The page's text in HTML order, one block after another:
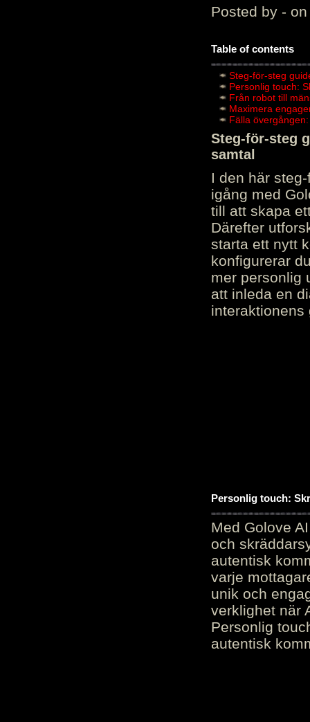
Posted by - on
Table of contents
Steg-för-steg
Personlig touch:
Från robot till
Maximera
Fälla
Steg-för-steg
samtal
I den här
igång med
till att skapa
Därefter
starta ett nytt
konfigurerar
mer personlig
att inleda en
interaktionens
Personlig touch:
Med Golove
och
autentisk
varje
unik och
verklighet när
Personlig
autentisk